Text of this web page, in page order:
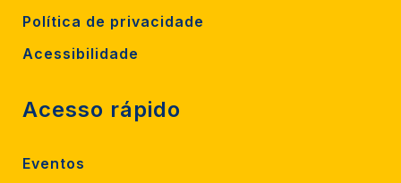
Política de privacidade
Acessibilidade
Acesso rápido
Eventos